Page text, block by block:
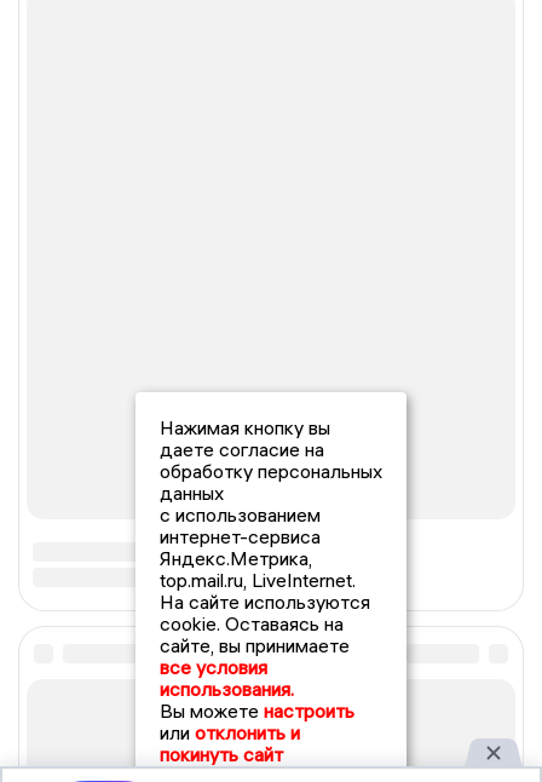
Нажимая кнопку вы
даете согласие на
обработку персональных
данных
с использованием
интернет-сервиса
Яндекс.Метрика,
top.mail.ru, LiveInternet.
На сайте используются
cookie. Оставаясь на
сайте, вы принимаете
все условия
использования.
Вы можете настроить
или отклонить и
покинуть сайт